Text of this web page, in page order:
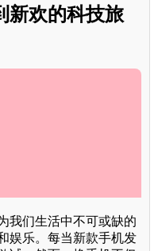
新欢的科技旅
我们生活中不可或缺的
娱乐。每当新款手机发